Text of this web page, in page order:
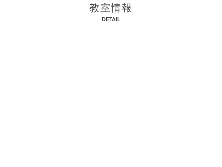
教室情報
DETAIL